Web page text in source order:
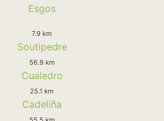
Esgos
7.9 km
Soutipedre
56.9 km
Cualedro
25.1 km
Cadeliña